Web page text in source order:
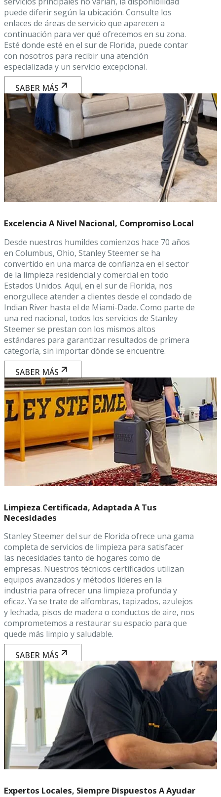
puede diferir según la ubicación. Consulte los
enlaces de áreas de servicio que aparecen a
continuación para ver qué ofrecemos en su zona.
Esté donde esté en el sur de Florida, puede contar
con nosotros para recibir una atención
especializada y un servicio excepcional.
SABER MÁS
Excelencia A Nivel Nacional, Compromiso Local
Desde nuestros humildes comienzos hace 70 años
en Columbus, Ohio, Stanley Steemer se ha
convertido en una marca de confianza en el sector
de la limpieza residencial y comercial en todo
Estados Unidos. Aquí, en el sur de Florida, nos
enorgullece atender a clientes desde el condado de
Indian River hasta el de Miami-Dade. Como parte de
una red nacional, todos los servicios de Stanley
Steemer se prestan con los mismos altos
estándares para garantizar resultados de primera
categoría, sin importar dónde se encuentre.
SABER MÁS
Limpieza Certificada, Adaptada A Tus
Necesidades
Stanley Steemer del sur de Florida ofrece una gama
completa de servicios de limpieza para satisfacer
las necesidades tanto de hogares como de
empresas. Nuestros técnicos certificados utilizan
equipos avanzados y métodos líderes en la
industria para ofrecer una limpieza profunda y
eficaz. Ya se trate de alfombras, tapizados, azulejos
y lechada, pisos de madera o conductos de aire, nos
comprometemos a restaurar su espacio para que
quede más limpio y saludable.
SABER MÁS
Expertos Locales, Siempre Dispuestos A Ayudar